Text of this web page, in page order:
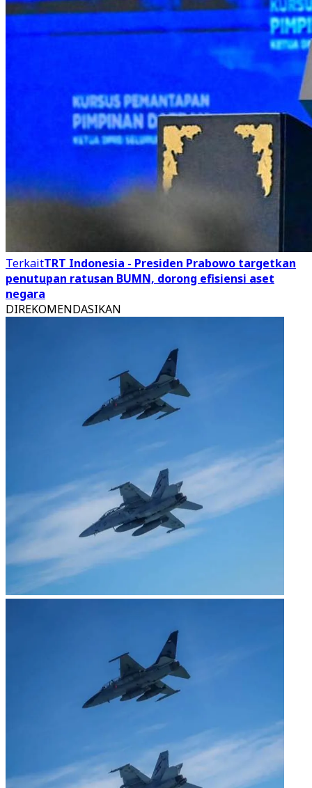
TerkaitTRT Indonesia - Presiden Prabowo targetkan
penutupan ratusan BUMN, dorong efisiensi aset
negara
DIREKOMENDASIKAN